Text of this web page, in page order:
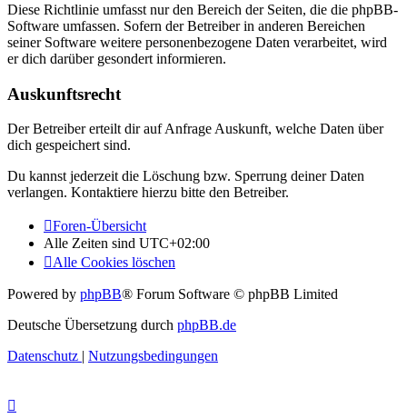
Diese Richtlinie umfasst nur den Bereich der Seiten, die die phpBB-
Software umfassen. Sofern der Betreiber in anderen Bereichen
seiner Software weitere personenbezogene Daten verarbeitet, wird
er dich darüber gesondert informieren.
Auskunftsrecht
Der Betreiber erteilt dir auf Anfrage Auskunft, welche Daten über
dich gespeichert sind.
Du kannst jederzeit die Löschung bzw. Sperrung deiner Daten
verlangen. Kontaktiere hierzu bitte den Betreiber.
Foren-Übersicht
Alle Zeiten sind UTC+02:00
Alle Cookies löschen
Powered by phpBB® Forum Software © phpBB Limited
Deutsche Übersetzung durch phpBB.de
Datenschutz | Nutzungsbedingungen